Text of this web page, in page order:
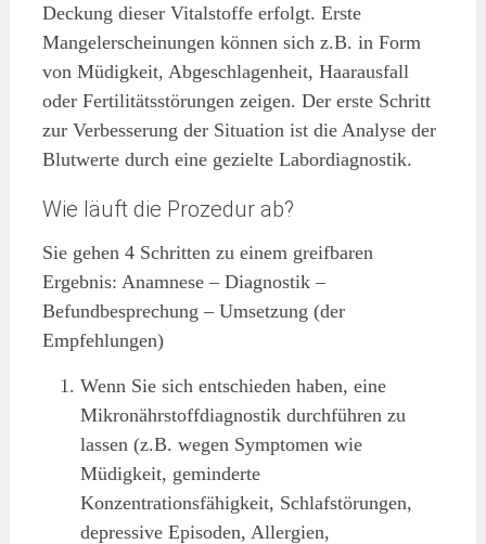
Deckung dieser Vitalstoffe erfolgt. Erste
Mangelerscheinungen können sich z.B. in Form
von Müdigkeit, Abgeschlagenheit, Haarausfall
oder Fertilitätsstörungen zeigen. Der erste Schritt
zur Verbesserung der Situation ist die Analyse der
Blutwerte durch eine gezielte Labordiagnostik.
Wie läuft die Prozedur ab?
Sie gehen 4 Schritten zu einem greifbaren
Ergebnis: Anamnese – Diagnostik –
Befundbesprechung – Umsetzung (der
Empfehlungen)
Wenn Sie sich entschieden haben, eine
Mikronährstoffdiagnostik durchführen zu
lassen (z.B. wegen Symptomen wie
Müdigkeit, geminderte
Konzentrationsfähigkeit, Schlafstörungen,
depressive Episoden, Allergien,